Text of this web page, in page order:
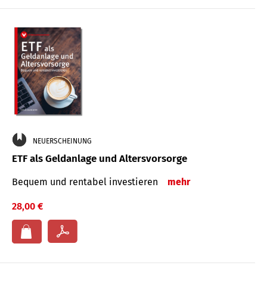
NEUERSCHEINUNG
ETF als Geldanlage und Altersvorsorge
Bequem und rentabel investieren mehr
28,00 €